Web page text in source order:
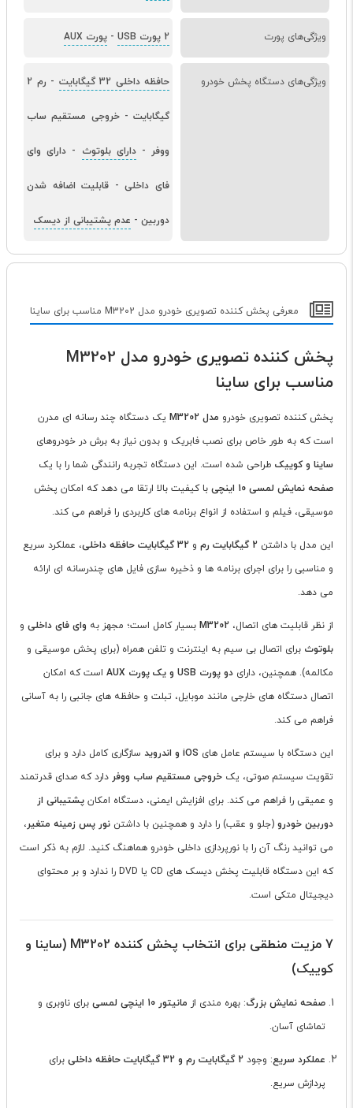
ویژگی‌های پورت 2 پورت USB - پورت AUX
ویژگی‌های دستگاه پخش خودرو حافظه داخلی 32 گیگابایت - رم 2
گیگابایت -خروجی مستقیم ساب
ووفر -دارای بلوتوث - دارای وای
فای داخلی- قابلیت اضافه شدن
دوربین - عدم پشتیبانی از دیسک
معرفی پخش کننده تصویری خودرو مدل M3202 مناسب برای ساینا
پخش کننده تصویری خودرو مدل M3202
مناسب برای ساینا
پخش کننده تصویری خودرو مدل M3202
یک دستگاه چند رسانه ای مدرن
است که به طور خاص برای نصب فابریک و بدون نیاز به برش در خودروهای
ساینا و کوییک طراحی شده است. این دستگاه تجربه رانندگی شما را با یک
صفحه نمایش لمسی 10 اینچی
با کیفیت بالا ارتقا می دهد که امکان پخش
موسیقی، فیلم و استفاده از انواع برنامه های کاربردی را فراهم می کند.
این مدل با داشتن 2 گیگابایت رم و 32 گیگابایت حافظه داخلی
، عملکرد سریع
و مناسبی را برای اجرای برنامه ها و ذخیره سازی فایل های چندرسانه ای ارائه
می دهد.
از نظر قابلیت های اتصال، M3202 بسیار کامل است؛ مجهز به وای فای داخلی و
بلوتوث برای اتصال بی سیم به اینترنت و تلفن همراه (برای پخش موسیقی و
مکالمه). همچنین، دارای دو پورت USB و یک پورت AUX
است که امکان
اتصال دستگاه های خارجی مانند موبایل، تبلت و حافظه های جانبی را به آسانی
فراهم می کند.
این دستگاه با سیستم عامل های iOS و اندروید
سازگاری کامل دارد و برای
تقویت سیستم صوتی، یک خروجی مستقیم ساب ووفر دارد که صدای قدرتمند
و عمیقی را فراهم می کند. برای افزایش ایمنی، دستگاه امکان پشتیبانی از
دوربین خودرو (جلو و عقب) را دارد و همچنین با داشتن نور پس زمینه متغیر،
می توانید رنگ آن را با نورپردازی داخلی خودرو هماهنگ کنید. لازم به ذکر است
که این دستگاه قابلیت پخش دیسک های CD یا DVD را ندارد و بر محتوای
دیجیتال متکی است.
7 مزیت منطقی برای انتخاب پخش کننده M3202 (ساینا و
کوییک)
صفحه نمایش بزرگ: بهره مندی از مانیتور 10 اینچی لمسی
برای ناوبری و
تماشای آسان.
عملکرد سریع: وجود 2 گیگابایت رم و 32 گیگابایت حافظه داخلی
برای
پردازش سریع.